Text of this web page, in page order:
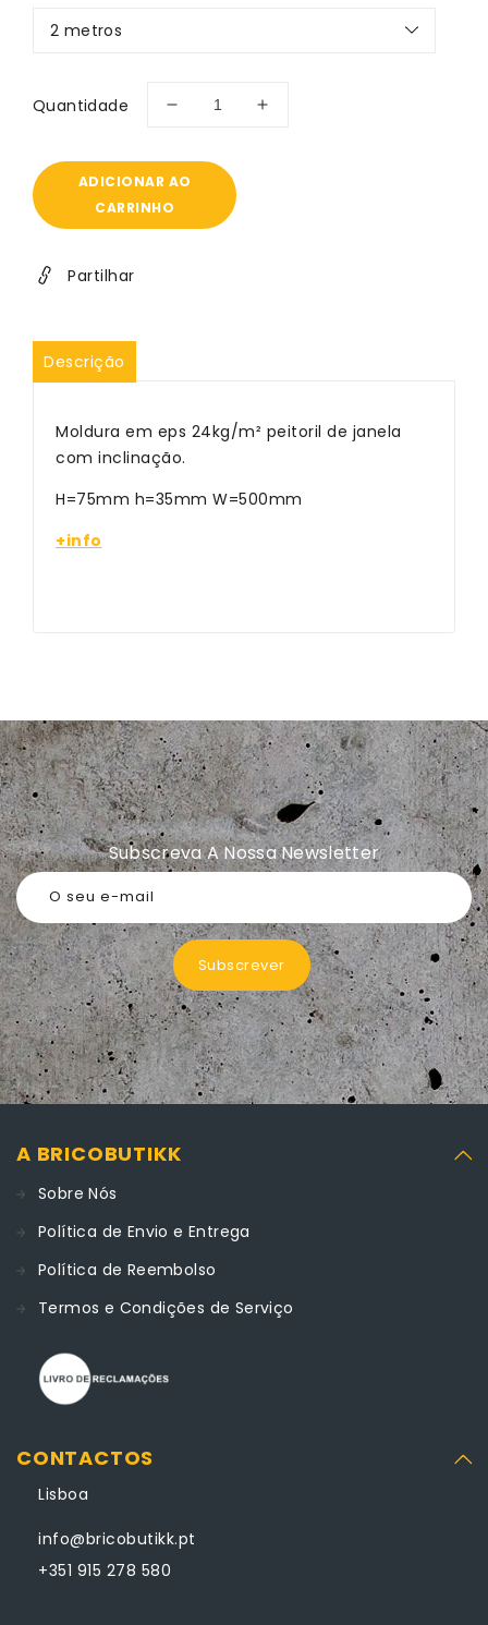
Quantidade
Diminuir
quantidade
de
Domostyl
Customized
Aumentar
ADICIONAR AO
CARRINHO
Partilhar
Descrição
Moldura em eps 24kg/m² peitoril de janela
com inclinação.
H=75mm h=35mm W=500mm
+info
Subscreva A Nossa Newsletter
O seu e-mail
Subscrever
A BRICOBUTIKK
Sobre Nós
Política de Envio e Entrega
Política de Reembolso
Termos e Condições de Serviço
CONTACTOS
Lisboa
info@bricobutikk.pt
+351 915 278 580